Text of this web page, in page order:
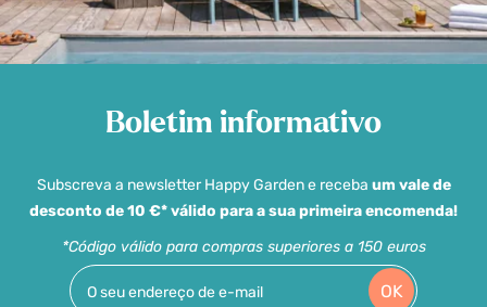
Boletim informativo
Subscreva a newsletter Happy Garden e receba um vale de
desconto de 10 €* válido para a sua primeira encomenda!
*Código válido para compras superiores a 150 euros
OK